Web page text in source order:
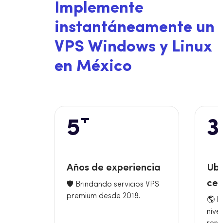
Implemente
instantáneamente un
VPS Windows y Linux
en México
5+
Años de experiencia
🛡️ Brindando servicios VPS
premium desde 2018.
🌎